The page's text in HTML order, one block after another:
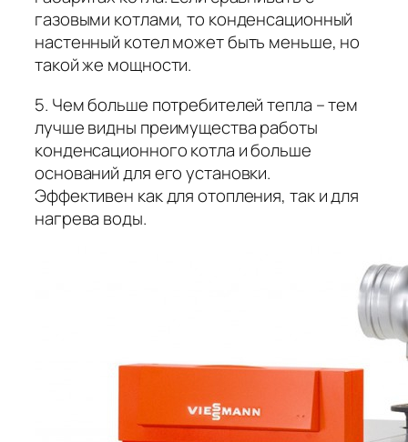
газовыми котлами, то конденсационный
настенный котел может быть меньше, но
такой же мощности.
5. Чем больше потребителей тепла – тем
лучше видны преимущества работы
конденсационного котла и больше
оснований для его установки.
Эффективен как для отопления, так и для
нагрева воды.